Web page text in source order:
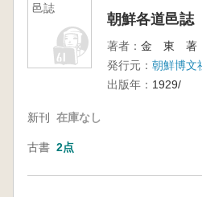
邑誌
朝鮮各道邑誌
著者： 金 東 著
発行元： 朝鮮博文
出版年： 1929/
新刊 在庫なし
古書 2点